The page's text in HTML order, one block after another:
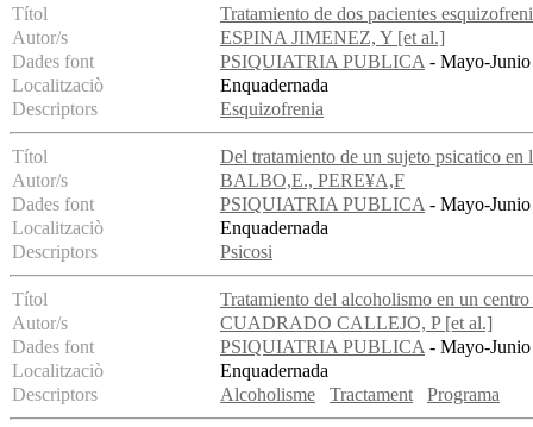
Títol
Tratamiento de dos pacientes
Autor/s
ESPINA JIMENEZ, Y [et al.]
Dades font
PSIQUIATRIA PUBLICA- Mayo-Junio
Localitzaciò
Enquadernada
Descriptors
Esquizofrenia
Títol
Del tratamiento de un sujeto psicatico en
Autor/s
BALBO,E., PERE¥A,F
Dades font
PSIQUIATRIA PUBLICA- Mayo-Junio
Localitzaciò
Enquadernada
Descriptors
Psicosi
Títol
Tratamiento del alcoholismo en un
Autor/s
CUADRADO CALLEJO, P [et al.]
Dades font
PSIQUIATRIA PUBLICA- Mayo-Junio
Localitzaciò
Enquadernada
Descriptors
Alcoholisme Tractament Programa